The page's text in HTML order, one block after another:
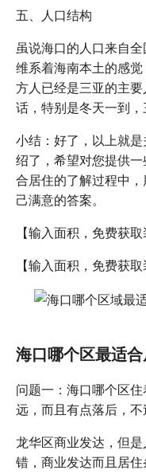
五、人口结构
虽说海口的人口来自
维系着海南本土的感
方人已经是三亚的主
话，特别是冬天一到，
小结：好了，以上就
绍了，希望对您提供
合居住的了解过程中
己满意的答案。
【输入面积，免费获取
【输入面积，免费获取
海口哪个区最适
问题一：海口哪个区
远，而且有点落后，
龙华区商业发达，但
错，商业发达而且居